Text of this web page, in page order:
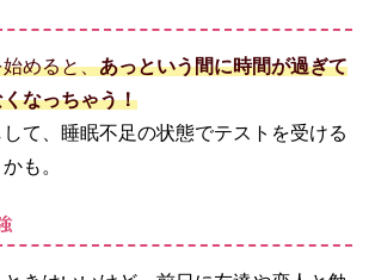
めると、あっという間に時間が過ぎて
なっちゃう！
て、睡眠不足の状態でテストを受ける
も。